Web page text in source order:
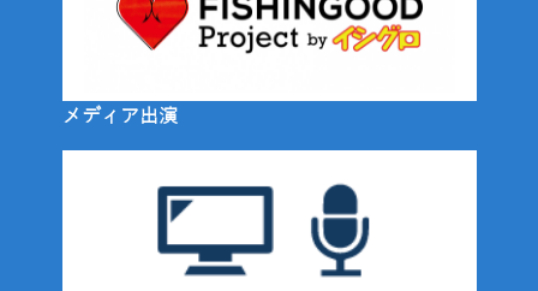
メディア出演